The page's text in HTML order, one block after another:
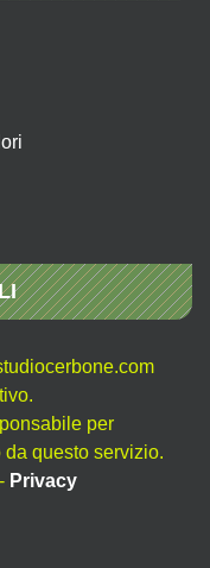
per
questo servizio.
Privacy